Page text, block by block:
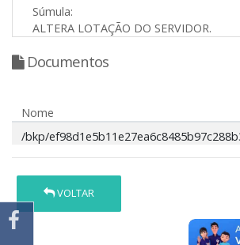
Súmula:
ALTERA LOTAÇÃO DO SERVIDOR.
Documentos
Nome
/bkp/
VOLTAR